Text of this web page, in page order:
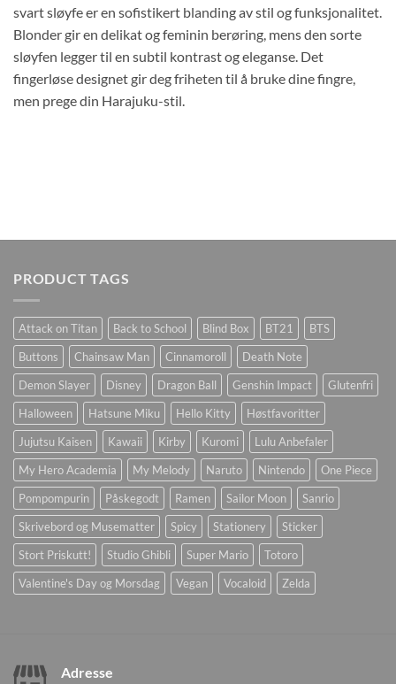
svart sløyfe er en sofistikert blanding av stil og funksjonalitet.
Blonder gir en delikat og feminin berøring, mens den sorte
sløyfen legger til en subtil kontrast og eleganse. Det
fingerløse designet gir deg friheten til å bruke dine fingre,
men prege din Harajuku-stil.
PRODUCT TAGS
Attack on Titan Back to School Blind Box BT21
BTS
Buttons
Chainsaw Man Cinnamoroll
Death Note
Demon Slayer
Disney Dragon Ball Genshin Impact
Glutenfri
Halloween
Hatsune Miku Hello Kitty
Høstfavoritter
Jujutsu Kaisen
Kawaii Kirby Kuromi
Lulu Anbefaler
My Hero Academia
My Melody Naruto Nintendo
One Piece
Pompompurin
Påskegodt Ramen Sailor Moon
Sanrio
Skrivebord og Musematter
Spicy Stationery
Sticker
Stort Priskutt!
Studio Ghibli Super Mario
Totoro
Valentine's Day og Morsdag
Vegan Vocaloid Zelda
Adresse